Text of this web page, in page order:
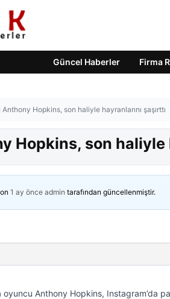
Güncel Haberler Firma
Hopkins, son haliyle hayranlarını şaşırttı
Hopkins, son haliyle
1 ay önce admin tarafından güncellenmiştir.
Anthony Hopkins, Instagram’da